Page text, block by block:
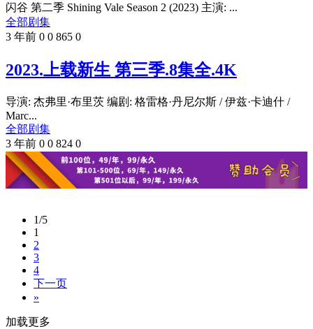
闪谷 第二季 Shining Vale Season 2 (2023) 主演: ...
全部剧集
3 年前 0 0 865 0
2023.上载新生 第三季.8集全.4K
导演: 杰弗里·布里茨 编剧: 格雷格·丹尼尔斯 / 伊兹·卡迪什 /
Marc...
全部剧集
3 年前 0 0 824 0
1/5
1
2
3
4
下一页
»
加载更多